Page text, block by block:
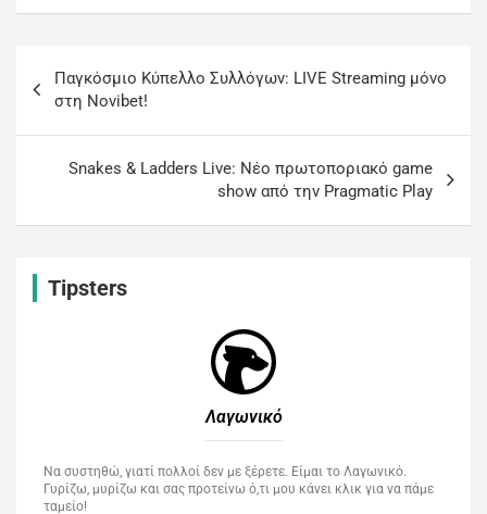
Παγκόσμιο Κύπελλο Συλλόγων: LIVE Streaming μόνο
στη Novibet!
Snakes & Ladders Live: Νέο πρωτοποριακό game
show από την Pragmatic Play
Tipsters
Λαγωνικό
Να συστηθώ, γιατί πολλοί δεν με ξέρετε. Είμαι το Λαγωνικό.
Γυρίζω, μυρίζω και σας προτείνω ό,τι μου κάνει κλικ για να πάμε
ταμείο!